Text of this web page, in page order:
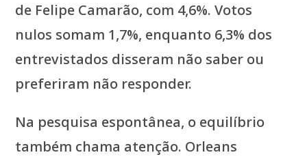
de Felipe Camarão, com 4,6%. Votos
nulos somam 1,7%, enquanto 6,3% dos
entrevistados disseram não saber ou
preferiram não responder.
Na pesquisa espontânea, o equilíbrio
também chama atenção. Orleans